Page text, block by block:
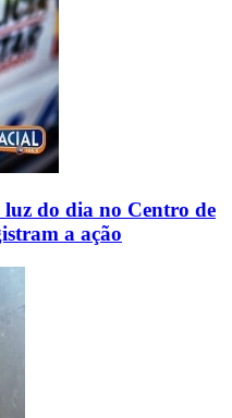
do dia no Centro de
a ação